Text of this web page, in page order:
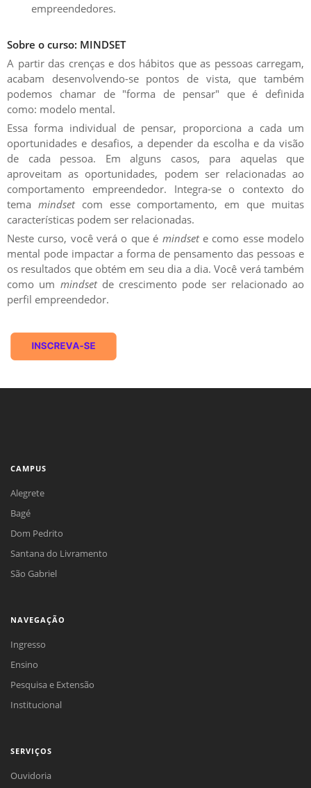
empreendedores.
Sobre o curso: MINDSET
A partir das crenças e dos hábitos que as pessoas carregam,
acabam desenvolvendo-se pontos de vista, que também
podemos chamar de "forma de pensar" que é definida
como: modelo mental.
Essa forma individual de pensar, proporciona a cada um
oportunidades e desafios, a depender da escolha e da visão
de cada pessoa. Em alguns casos, para aquelas que
aproveitam as oportunidades, podem ser relacionadas ao
comportamento empreendedor. Integra-se o contexto do
tema mindset com esse comportamento, em que muitas
características podem ser relacionadas.
Neste curso, você verá o que é mindsete como esse modelo
mental pode impactar a forma de pensamento das pessoas e
os resultados que obtém em seu dia a dia. Você verá também
como um mindset de crescimento pode ser relacionado ao
perfil empreendedor.
CAMPUS
Alegrete
Bagé
Dom Pedrito
Santana do Livramento
São Gabriel
NAVEGAÇÃO
Ingresso
Ensino
Pesquisa e Extensão
Institucional
SERVIÇOS
Ouvidoria